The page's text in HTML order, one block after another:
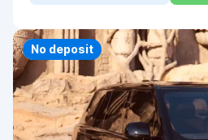
Priority
No deposit